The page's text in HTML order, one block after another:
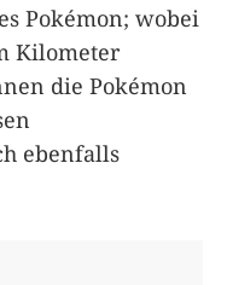
Pokémon; wobei
Kilometer
die Pokémon
ebenfalls